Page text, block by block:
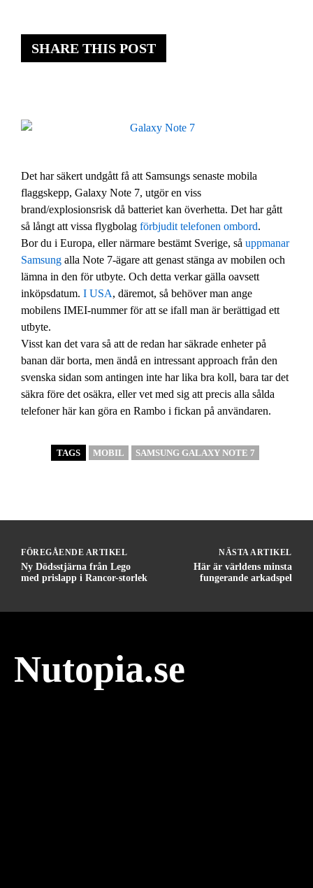
SHARE THIS POST
Det har säkert undgått få att Samsungs senaste mobila
flaggskepp, Galaxy Note 7, utgör en viss
brand/explosionsrisk då batteriet kan överhetta. Det har gått
så långt att vissa flygbolag förbjudit telefonen ombord.
Bor du i Europa, eller närmare bestämt Sverige, så uppmanar
Samsung alla Note 7-ägare att genast stänga av mobilen och
lämna in den för utbyte. Och detta verkar gälla oavsett
inköpsdatum. I USA, däremot, så behöver man ange
mobilens IMEI-nummer för att se ifall man är berättigad ett
utbyte.
Visst kan det vara så att de redan har säkrade enheter på
banan där borta, men ändå en intressant approach från den
svenska sidan som antingen inte har lika bra koll, bara tar det
säkra före det osäkra, eller vet med sig att precis alla sålda
telefoner här kan göra en Rambo i fickan på användaren.
TAGS MOBIL SAMSUNG GALAXY NOTE 7
FÖREGÅENDE ARTIKEL
Ny Dödsstjärna från Lego
med prislapp i Rancor-storlek
NÄSTA ARTIKEL
Här är världens minsta
fungerande arkadspel
Nutopia.se